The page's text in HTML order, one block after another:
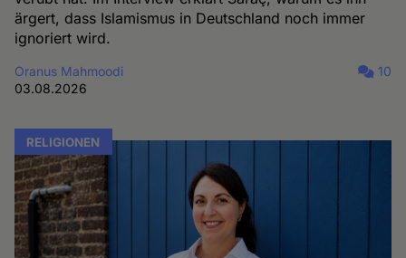
ärgert, dass Islamismus in Deutschland noch immer
ignoriert wird.
Oranus Mahmoodi
03.08.2026
10
RELIGIONEN